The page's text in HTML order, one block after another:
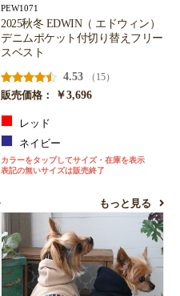
PEW1071
2025秋冬 EDWIN（ エドウィン）
デニムポケット付切り替えフリー
スベスト
4.53
（15）
販売価格：
￥3,696
レッド
ネイビー
カラーをタップしてサイズ・在庫を表示
表記の無いサイズは販売終了
もっと見る